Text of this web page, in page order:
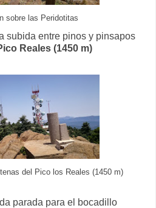
sobre las Peridotitas
subida entre pinos y pinsapos
Reales (1450 m)
del Pico los Reales (1450 m)
parada para el bocadillo